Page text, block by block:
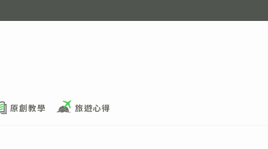
原創教學 旅遊心得